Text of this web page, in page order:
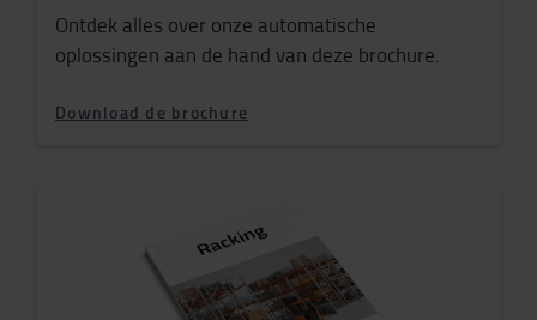
Ontdek alles over onze automatische
oplossingen aan de hand van deze brochure.
Download de brochure